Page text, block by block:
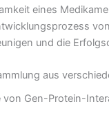
eines
und die
aus
von Gen-Protein-